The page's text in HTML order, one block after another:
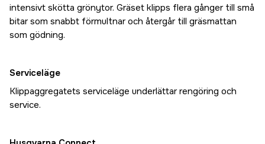
intensivt skötta grönytor. Gräset klipps flera gånger till små
bitar som snabbt förmultnar och återgår till gräsmattan
som gödning.
Serviceläge
Klippaggregatets serviceläge underlättar rengöring och
service.